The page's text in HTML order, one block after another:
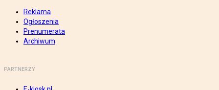
Reklama
Ogłoszenia
Prenumerata
Archiwum
PARTNERZY